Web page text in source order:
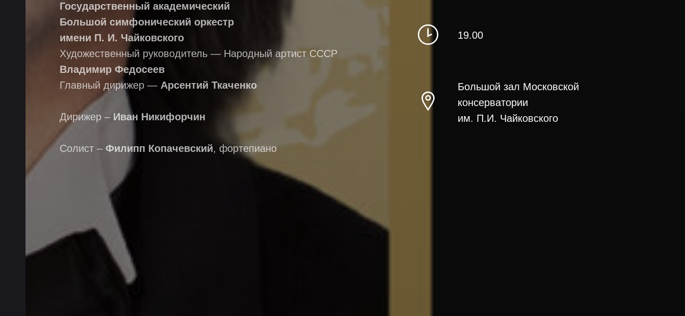
Государственный академический
Большой симфонический оркестр
имени П. И. Чайковского
Художественный руководитель — Народный артист СССР
Владимир Федосеев
Главный дирижер — Арсентий Ткаченко
Дирижер – Иван Никифорчин
Солист – Филипп Копачевский, фортепиано
19.00
Большой зал Московской
консерватории
им. П.И. Чайковского